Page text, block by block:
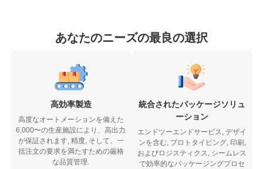
あなたのニーズの最良の選択
高効率製造
高度なオートメーションを備えた
6,000〜の生産施設により、高出力
が保証されます, 精度, そして、一
括注文の要求を満たすための厳格
な品質管理.
統合されたパッケージソリュ
ーション
エンドツーエンドサービス, デザイ
ンを含む, プロトタイピング, 印刷,
およびロジスティクス, シームレス
で効率的なパッケージングプロセ